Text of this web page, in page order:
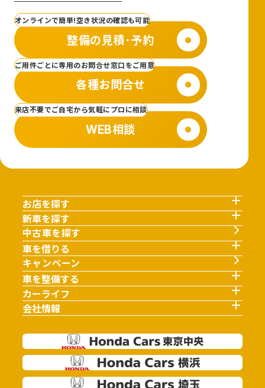
オンラインで簡単!空き状況の確認も可能
整備の見積･予約
ご用件ごとに専用のお問合せ窓口をご用意
各種お問合せ
来店不要でご自宅から気軽にプロに相談
WEB相談
お店を探す
新車を探す
中古車を探す
車を借りる
キャンペーン
車を整備する
カーライフ
会社情報